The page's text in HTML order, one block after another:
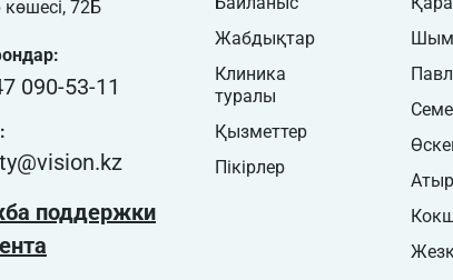
72Б
090-53-11
поддержки
Жабдықтар
Клиника
туралы
Қызметтер
Пікірлер